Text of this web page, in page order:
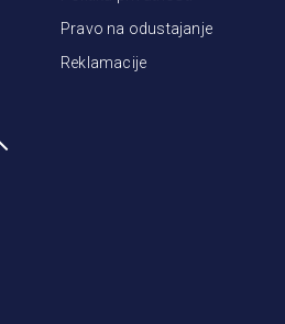
Pravo na odustajanje
Reklamacije